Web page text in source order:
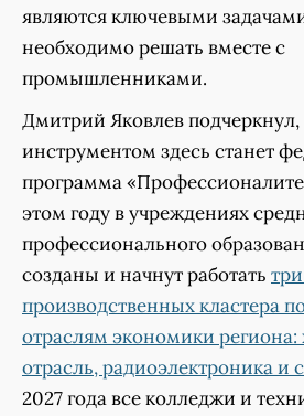
являются ключевыми
необходимо решать вместе с
промышленниками.
Дмитрий Яковлев
инструментом здесь станет
программа
этом году в учреждениях
профессионального
созданы и начнут работать
производственных кластера
отраслям экономики региона:
отрасль, радиоэлектроника и
2027 года все колледжи и